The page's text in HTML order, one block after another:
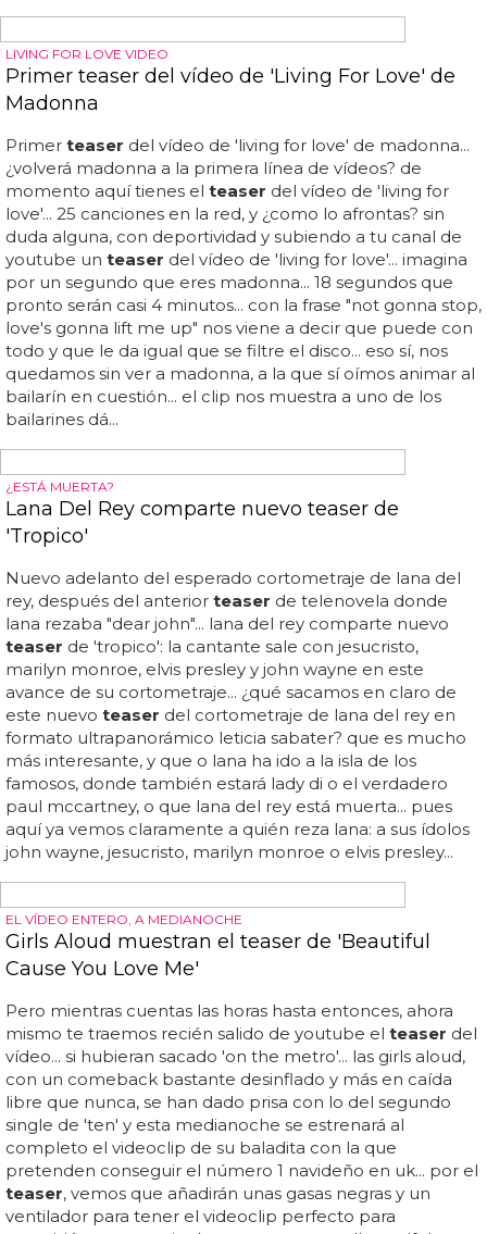
"HOT AND COLD"
Teaser del vídeo de 'Ice' de Kelly Rowland
Eso sí, nos gustaría creer que esos efectos del hielo como
cortinilla sean sólo un recurso para este
de su próximo álbum 'year of the woman'... como
esperábamos por aquella imagen de la grabación y
como dice la propia reina de las pelucas de destiny's
child, el vídeo es "very sensual, sexy, hot and cold", que
para eso sale ella y varios chulazos a medio vestir
retozando... en él no encontramos a lil wayne, pero sí a
kelendria haciendo una coreografía para un tema que es
de todo menos bailable... ¿y dónde están los cubitos de
hielo recorriendo abdominales?...
NUEVO FLOP A LA VISTA
Kelly Rowland adelanta 'Dirty Laundry' con un
teaser
Casi un minuto deteaserque nos dice poco: vemos una
lavadora en una lavandería, y escuchamos una música
instrumental que apunta a que este nuevo single de la
intérprete de 'commander' seguirá por la línea "quiero
ser sexy" de 'ice', que tan malos resultados le ha dado
últimamente... si no lo retrasa para comprarse una peluca